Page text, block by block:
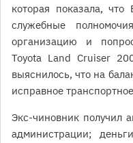
которая показала,
служебные
организацию и
Toyota Land Cruiser
выяснилось, что на
исправное
Экс-чиновник получил
администрации;